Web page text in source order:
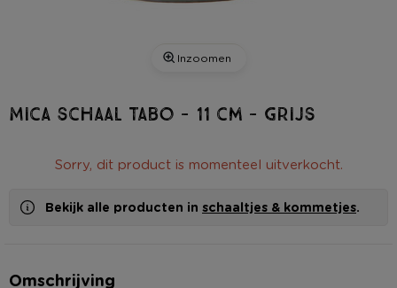
Inzoomen
Mica schaal Tabo - 11 cm - grijs
Sorry, dit product is momenteel uitverkocht.
Bekijk alle producten in schaaltjes & kommetjes.
Omschrijving